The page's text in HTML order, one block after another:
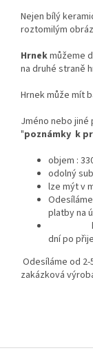
Nejen bílý
roztomilým
Hrnekmůžeme
na druhé straně
Hrnek může mít
Jméno nebo jiné
"poznámky k
objem :
odolný
lze mýt v
platby na
barvy
dní po
Odesíláme od
zakázková